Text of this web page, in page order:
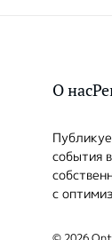
О нас
события
с